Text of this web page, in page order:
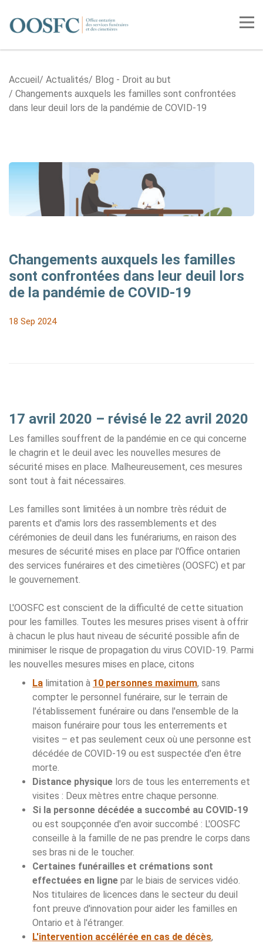
Accueil
Accueil Actualités
Blog - Droit au but
Changements auxquels les familles sont confrontées
dans leur deuil lors de la pandémie de COVID-19
Changements auxquels les familles
sont confrontées dans leur deuil lors
de la pandémie de COVID-19
18 Sep 2024
17 avril 2020 – révisé le 22 avril 2020
Les familles souffrent de la pandémie en ce qui concerne
le chagrin et le deuil avec les nouvelles mesures de
sécurité mises en place. Malheureusement, ces mesures
sont tout à fait nécessaires.
Les familles sont limitées à un nombre très réduit de
parents et d'amis lors des rassemblements et des
cérémonies de deuil dans les funérariums, en raison des
mesures de sécurité mises en place par l'Office ontarien
des services funéraires et des cimetières (OOSFC) et par
le gouvernement.
L'OOSFC est conscient de la difficulté de cette situation
pour les familles. Toutes les mesures prises visent à offrir
à chacun le plus haut niveau de sécurité possible afin de
minimiser le risque de propagation du virus COVID-19. Parmi
les nouvelles mesures mises en place, citons
La limitation à 10 personnes maximum, sans
compter le personnel funéraire, sur le terrain de
l'établissement funéraire ou dans l'ensemble de la
maison funéraire pour tous les enterrements et
visites – et pas seulement ceux où une personne est
décédée de COVID-19 ou est suspectée d'en être
morte.
Distance physique lors de tous les enterrements et
visites : Deux mètres entre chaque personne.
Si la personne décédée a succombé au COVID-19
ou est soupçonnée d'en avoir succombé : L'OOSFC
conseille à la famille de ne pas prendre le corps dans
ses bras ni de le toucher.
Certaines funérailles et crémations sont
effectuées en ligne par le biais de services vidéo.
Nos titulaires de licences dans le secteur du deuil
font preuve d'innovation pour aider les familles en
Ontario et à l'étranger.
L'intervention accélérée en cas de décès,